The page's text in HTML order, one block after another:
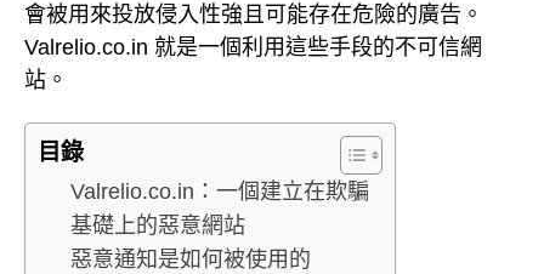
會被用來投放侵入性強且可能存在危險的廣告。
Valrelio.co.in 就是一個利用這些手段的不可信網
站。
目錄
Valrelio.co.in：一個建立在欺騙
基礎上的惡意網站
惡意通知是如何被使用的